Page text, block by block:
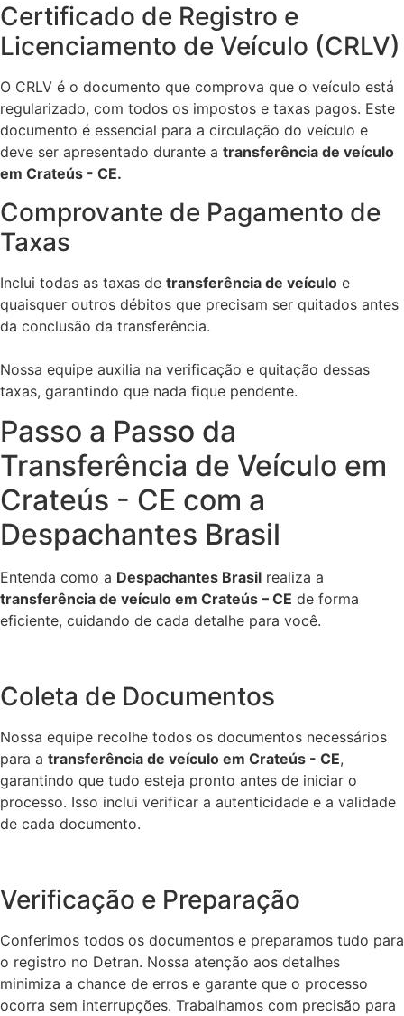
Certificado de Registro e
Licenciamento de Veículo (CRLV)
O CRLV é o documento que comprova que o veículo está
regularizado, com todos os impostos e taxas pagos. Este
documento é essencial para a circulação do veículo e
deve ser apresentado durante a transferência de veículo
em Crateús - CE.
Comprovante de Pagamento de
Taxas
Inclui todas as taxas de transferência de veículo e
quaisquer outros débitos que precisam ser quitados antes
da conclusão da transferência.
Nossa equipe auxilia na verificação e quitação dessas
taxas, garantindo que nada fique pendente.
Passo a Passo da
Transferência de Veículo em
Crateús - CE com a
Despachantes Brasil
Entenda como a Despachantes Brasil realiza a
transferência de veículo em Crateús – CE de forma
eficiente, cuidando de cada detalhe para você.
Coleta de Documentos
Nossa equipe recolhe todos os documentos necessários
para a transferência de veículo em Crateús - CE,
garantindo que tudo esteja pronto antes de iniciar o
processo. Isso inclui verificar a autenticidade e a validade
de cada documento.
Verificação e Preparação
Conferimos todos os documentos e preparamos tudo para
o registro no Detran. Nossa atenção aos detalhes
minimiza a chance de erros e garante que o processo
ocorra sem interrupções. Trabalhamos com precisão para